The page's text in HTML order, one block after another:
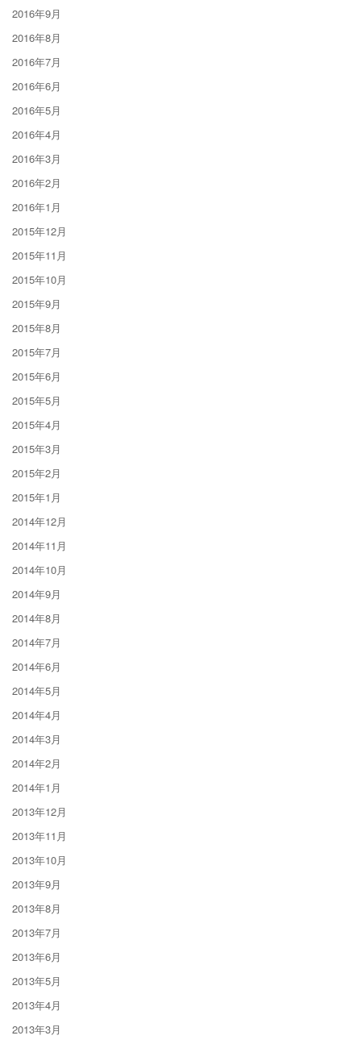
2016年9月
2016年8月
2016年7月
2016年6月
2016年5月
2016年4月
2016年3月
2016年2月
2016年1月
2015年12月
2015年11月
2015年10月
2015年9月
2015年8月
2015年7月
2015年6月
2015年5月
2015年4月
2015年3月
2015年2月
2015年1月
2014年12月
2014年11月
2014年10月
2014年9月
2014年8月
2014年7月
2014年6月
2014年5月
2014年4月
2014年3月
2014年2月
2014年1月
2013年12月
2013年11月
2013年10月
2013年9月
2013年8月
2013年7月
2013年6月
2013年5月
2013年4月
2013年3月